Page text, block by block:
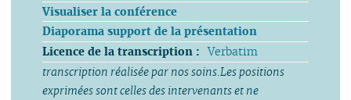
Visualiser la conférence
Diaporama support de la présentation
Licence de la transcription : Verbatim
transcription réalisée par nos soins.Les positions
exprimées sont celles des intervenants et ne